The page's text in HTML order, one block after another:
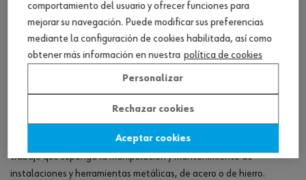
corrosión en metales, acero y hierro
Antes de entrar en materia, es importante que pongamos en
contexto la importancia deleliminador de óxido en
problema con el que nos encontramos
constantementecuando trabajamos en el taller, en la
manipulación de maquinaria y, en definitiva, con casi cualquier
trabajo que suponga la manipulación y mantenimiento de
instalaciones y herramientas metálicas, de acero o de hierro.
comportamiento del usuario y ofrecer funciones para
mejorar su navegación. Puede modificar sus preferencias
mediante la configuración de cookies habilitada, así como
obtener más información en nuestra política de cookies
Personalizar
Rechazar cookies
Aceptar cookies